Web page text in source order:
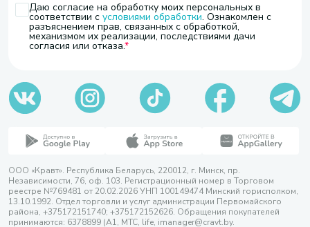
Даю согласие на обработку моих персональных в
соответствии с условиями обработки. Ознакомлен с
разъяснением прав, связанных с обработкой,
механизмом их реализации, последствиями дачи
согласия или отказа.
ООО «Кравт». Республика Беларусь, 220012, г. Минск, пр.
Независимости, 76, оф. 103. Регистрационный номер в Торговом
реестре №769481 от 20.02.2026 УНП 100149474 Минский горисполком,
13.10.1992. Отдел торговли и услуг администрации Первомайского
района, +375172151740; +375172152626. Обращения покупателей
принимаются: 6378899 (А1, МТС, life, imanager@cravt.by.